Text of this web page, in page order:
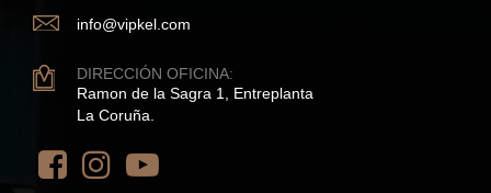
info@vipkel.com
DIRECCIÓN OFICINA:
Ramon de la Sagra 1, Entreplanta
La Coruña.